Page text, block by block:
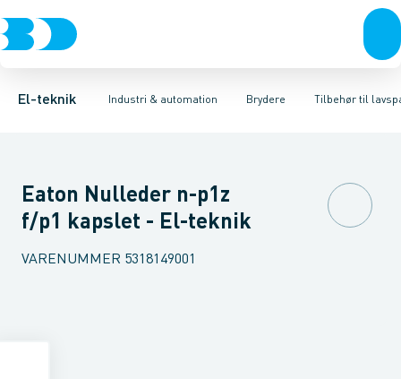
El-teknik Industri & automation
Afbrydere, stikkontakter & lampeudtagForgreningsmateriel
Brydere
Industristiksystemer Frekvensomformere og softstartere
Tilbehør til
Motorbetjening for effektafbryder Ombygningssæt til
Eaton Nulleder n-p1z
f/p1 kapslet - El-teknik
VARENUMMER 5318149001